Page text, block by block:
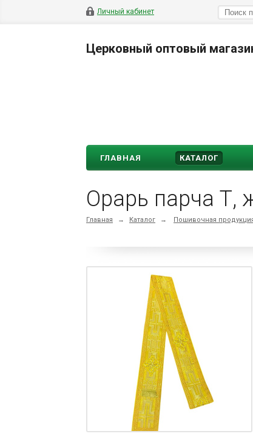
Личный кабинет
Церковный оптовый
ГЛАВНАЯ КАТАЛОГ
Орарь парча Т,
Главная → Каталог → Пошивочная